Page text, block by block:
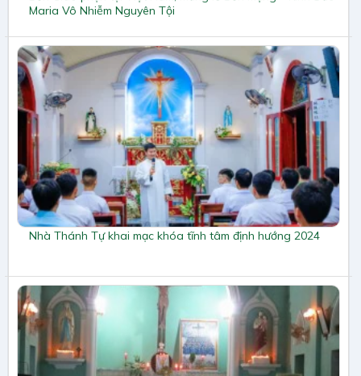
Maria Vô Nhiễm Nguyên Tội
Nhà Thánh Tự khai mạc khóa tĩnh tâm định hướng 2024